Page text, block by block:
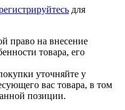
для
право на внесение
товара, его
уточняйте у
вас товара, в том
позиции.